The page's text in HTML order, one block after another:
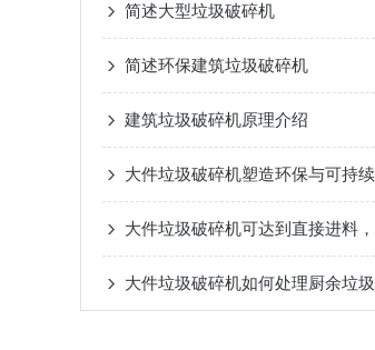
简述大型垃圾破碎机
简述环保建筑垃圾破碎机
建筑垃圾破碎机原理介绍
大件垃圾破碎机如何处理厨余垃圾